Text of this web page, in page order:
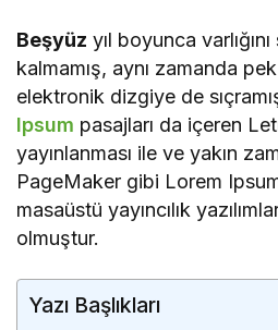
Beşyüz yıl boyunca
kalmamış, aynı zamanda
elektronik dizgiye de
Ipsum pasajları da içeren
yayınlanması ile ve yakın
PageMaker gibi Lorem
masaüstü yayıncılık
olmuştur.
Yazı Başlıkları